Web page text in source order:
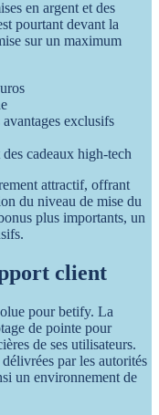
en argent et des
pourtant devant la
sur un maximum
exclusifs
cadeaux high-tech
attractif, offrant
du niveau de mise du
plus importants, un
client
pour betify. La
de pointe pour
de ses utilisateurs.
par les autorités
un environnement de